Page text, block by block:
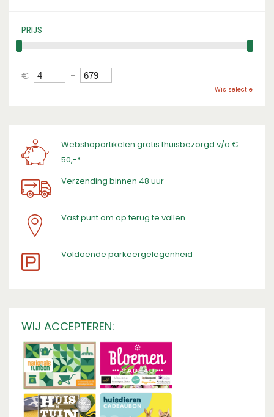
PRIJS
€ -
Wis selectie
Webshopartikelen gratis thuisbezorgd v/a €
50,-*
Verzending binnen 48 uur
Vast punt om op terug te vallen
​Voldoende parkeergelegenheid
WIJ ACCEPTEREN: